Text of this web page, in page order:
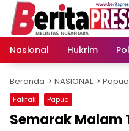
Langsung
konten
Nasional
Hukrim
Beranda NASIONAL Papua
Fakfak Papua
Semarak Malam